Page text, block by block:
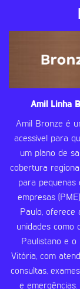
Amil Linha
Amil Bronze é
acessível para
um plano de
cobertura
para pequenas
empresas
Paulo, oferece
unidades como
Paulistano e o
Vitória, com
consultas,
e